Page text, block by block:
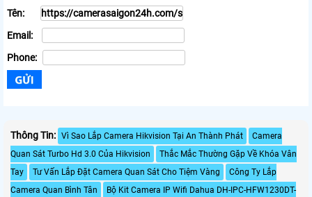
Tên:
Email:
Phone:
Thông Tin: Vì Sao Lắp Camera Hikvision Tại An Thành Phát
Camera
Quan Sát Turbo Hd 3.0 Của Hikvision
Thắc Mắc Thường Gặp Về Khóa Vân
Tay
Tư Vấn Lắp Đặt Camera Quan Sát Cho Tiệm Vàng
Công Ty Lắp
Camera Quan Bình Tân
Bộ Kit Camera IP Wifi Dahua DH-IPC-HFW1230DT-